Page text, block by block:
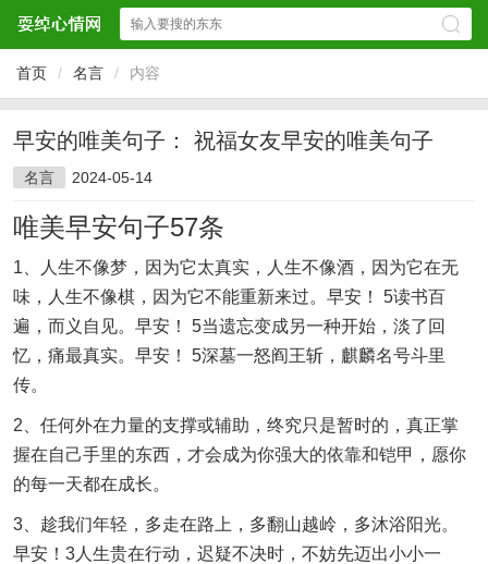
首页 / 名言 / 内容
早安的唯美句子： 祝福女友早安的唯美句子
名言 2024-05-14
唯美早安句子57条
1、人生不像梦，因为它太真实，人生不像酒，因为它在无
味，人生不像棋，因为它不能重新来过。早安！ 5读书百
遍，而义自见。早安！ 5当遗忘变成另一种开始，淡了回
忆，痛最真实。早安！ 5深墓一怒阎王斩，麒麟名号斗里
传。
2、任何外在力量的支撑或辅助，终究只是暂时的，真正掌
握在自己手里的东西，才会成为你强大的依靠和铠甲，愿你
的每一天都在成长。
3、趁我们年轻，多走在路上，多翻山越岭，多沐浴阳光。
早安！3人生贵在行动，迟疑不决时，不妨先迈出小小一